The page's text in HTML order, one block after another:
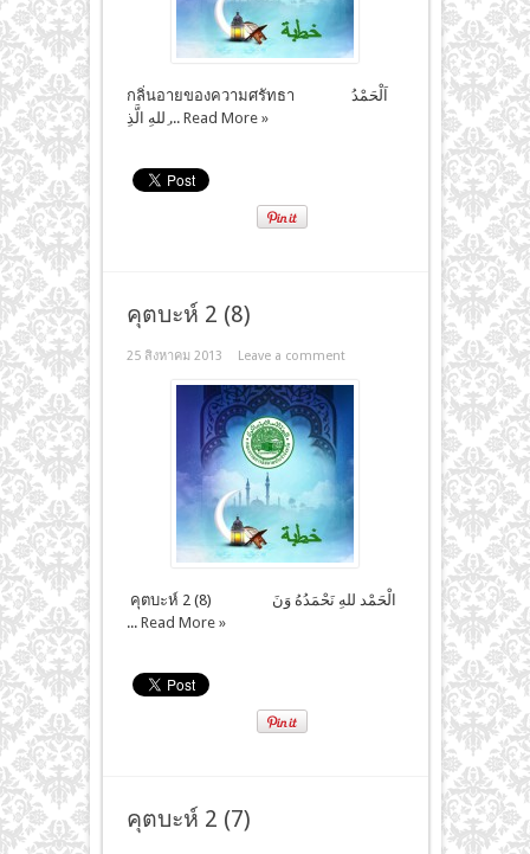
กลิ่นอายของความศรัทธา اَلْحَمْدُ
ِللهِ الَّذِ ... Read More »
คุตบะห์ 2 (8)
25 สิงหาคม 2013 Leave a comment
คุตบะห์ 2 (8) الْحَمْد للهِ نَحْمَدُهُ وَنَ
... Read More »
คุตบะห์ 2 (7)